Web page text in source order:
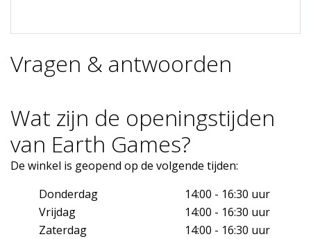
Vragen & antwoorden
Wat zijn de openingstijden
van Earth Games?
De winkel is geopend op de volgende tijden:
Donderdag
14:00 - 16:30 uur
Vrijdag
14:00 - 16:30 uur
Zaterdag
14:00 - 16:30 uur